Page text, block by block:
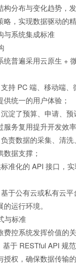
构分布与变化趋势，
，实现数据驱动的精
与系统集成标准
统普遍采用云原生 +
持 PC 端、移动端、
统一的用户体验；
淀了预算、申请、
务复用提升开发效率
责数据的采集、清
据支撑；
准化的 API 接口，
于公有云或私有云平
运行环境。
与标准
费控系统发挥价值的
于 RESTful API 规
授权，确保数据传输